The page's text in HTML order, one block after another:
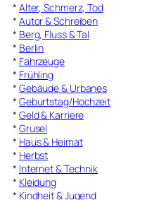
* Alter, Schmerz, Tod
* Autor & Schreiben
* Berg, Fluss & Tal
* Berlin
* Fahrzeuge
* Frühling
* Gebäude & Urbanes
* Geburtstag/Hochzeit
* Geld & Karriere
* Grusel
* Haus & Heimat
* Herbst
* Internet & Technik
* Kleidung
* Kindheit & Jugend